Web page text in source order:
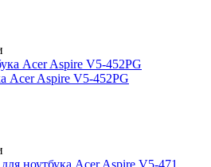
Acer Aspire V5-452PG